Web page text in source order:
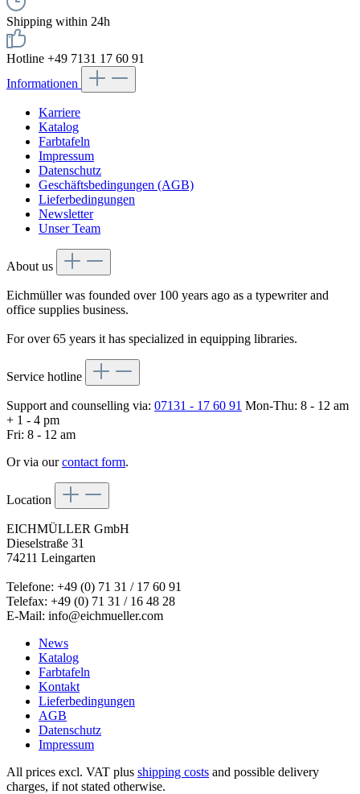
Shipping within 24h
Hotline +49 7131 17 60 91
Informationen
Karriere
Katalog
Farbtafeln
Impressum
Datenschutz
Geschäftsbedingungen (AGB)
Lieferbedingungen
Newsletter
Unser Team
About us
Eichmüller was founded over 100 years ago as a typewriter and
office supplies business.
For over 65 years it has specialized in equipping libraries.
Service hotline
Support and counselling via: 07131 - 17 60 91 Mon-Thu: 8 - 12 am
+ 1 - 4 pm
Fri: 8 - 12 am
Or via ourcontact form.
Location
EICHMÜLLER GmbH
Dieselstraße 31
74211 Leingarten
Telefone: +49 (0) 71 31 / 17 60 91
Telefax: +49 (0) 71 31 / 16 48 28
E-Mail: info@eichmueller.com
News
Katalog
Farbtafeln
Kontakt
Lieferbedingungen
AGB
Datenschutz
Impressum
All prices excl. VAT plus shipping costs and possible delivery
charges, if not stated otherwise.